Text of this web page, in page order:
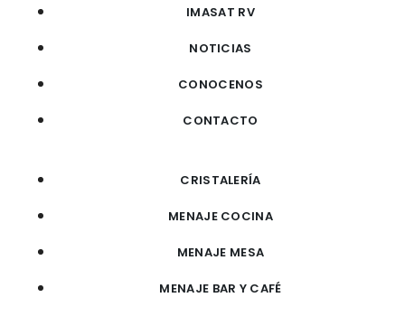
IMASAT RV
NOTICIAS
CONOCENOS
CONTACTO
CRISTALERÍA
MENAJE COCINA
MENAJE MESA
MENAJE BAR Y CAFÉ